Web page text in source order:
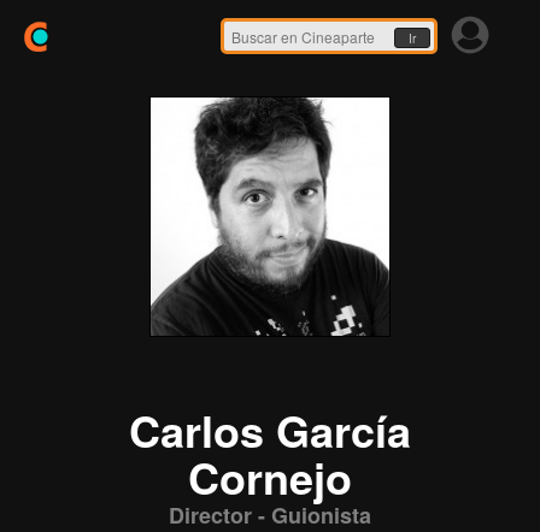
Ir
Carlos García
Cornejo
Director - Guionista